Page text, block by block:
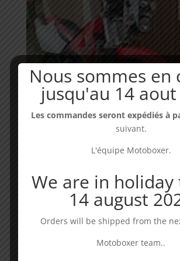
Rally tower kit – Honda XR 650 R
Dispo : 3 à 5 jours
399,00€
Nous sommes en
jusqu'au 14
Les commandes seront expédiés à
suivant.
L'équipe Motoboxer.
We are in
14 august
Orders will be shipped from the
Motoboxer team..